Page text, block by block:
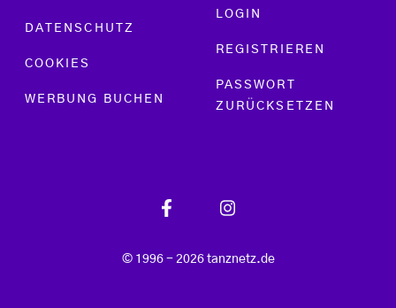
DATENSCHUTZ
COOKIES
WERBUNG BUCHEN
LOGIN
REGISTRIEREN
PASSWORT
ZURÜCKSETZEN
© 1996 - 2026 tanznetz.de